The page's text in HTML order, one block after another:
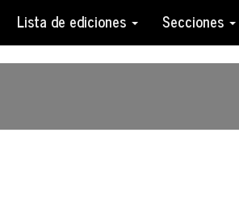
Lista de ediciones Secciones